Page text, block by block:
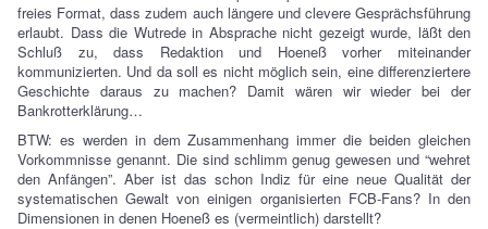
freies Format, dass zudem auch längere und clevere Gesprächsführung
erlaubt. Dass die Wutrede in Absprache nicht gezeigt wurde, läßt den
Schluß zu, dass Redaktion und Hoeneß vorher miteinander
kommunizierten. Und da soll es nicht möglich sein, eine differenziertere
Geschichte daraus zu machen? Damit wären wir wieder bei der
Bankrotterklärung…
BTW: es werden in dem Zusammenhang immer die beiden gleichen
Vorkommnisse genannt. Die sind schlimm genug gewesen und “wehret
den Anfängen”. Aber ist das schon Indiz für eine neue Qualität der
systematischen Gewalt von einigen organisierten FCB-Fans? In den
Dimensionen in denen Hoeneß es (vermeintlich) darstellt?